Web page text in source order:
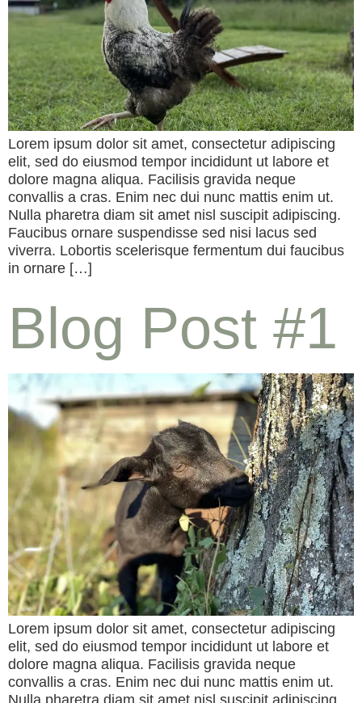
Lorem ipsum dolor sit amet, consectetur adipiscing
elit, sed do eiusmod tempor incididunt ut labore et
dolore magna aliqua. Facilisis gravida neque
convallis a cras. Enim nec dui nunc mattis enim ut.
Nulla pharetra diam sit amet nisl suscipit adipiscing.
Faucibus ornare suspendisse sed nisi lacus sed
viverra. Lobortis scelerisque fermentum dui faucibus
in ornare […]
Blog Post #1
Lorem ipsum dolor sit amet, consectetur adipiscing
elit, sed do eiusmod tempor incididunt ut labore et
dolore magna aliqua. Facilisis gravida neque
convallis a cras. Enim nec dui nunc mattis enim ut.
Nulla pharetra diam sit amet nisl suscipit adipiscing.